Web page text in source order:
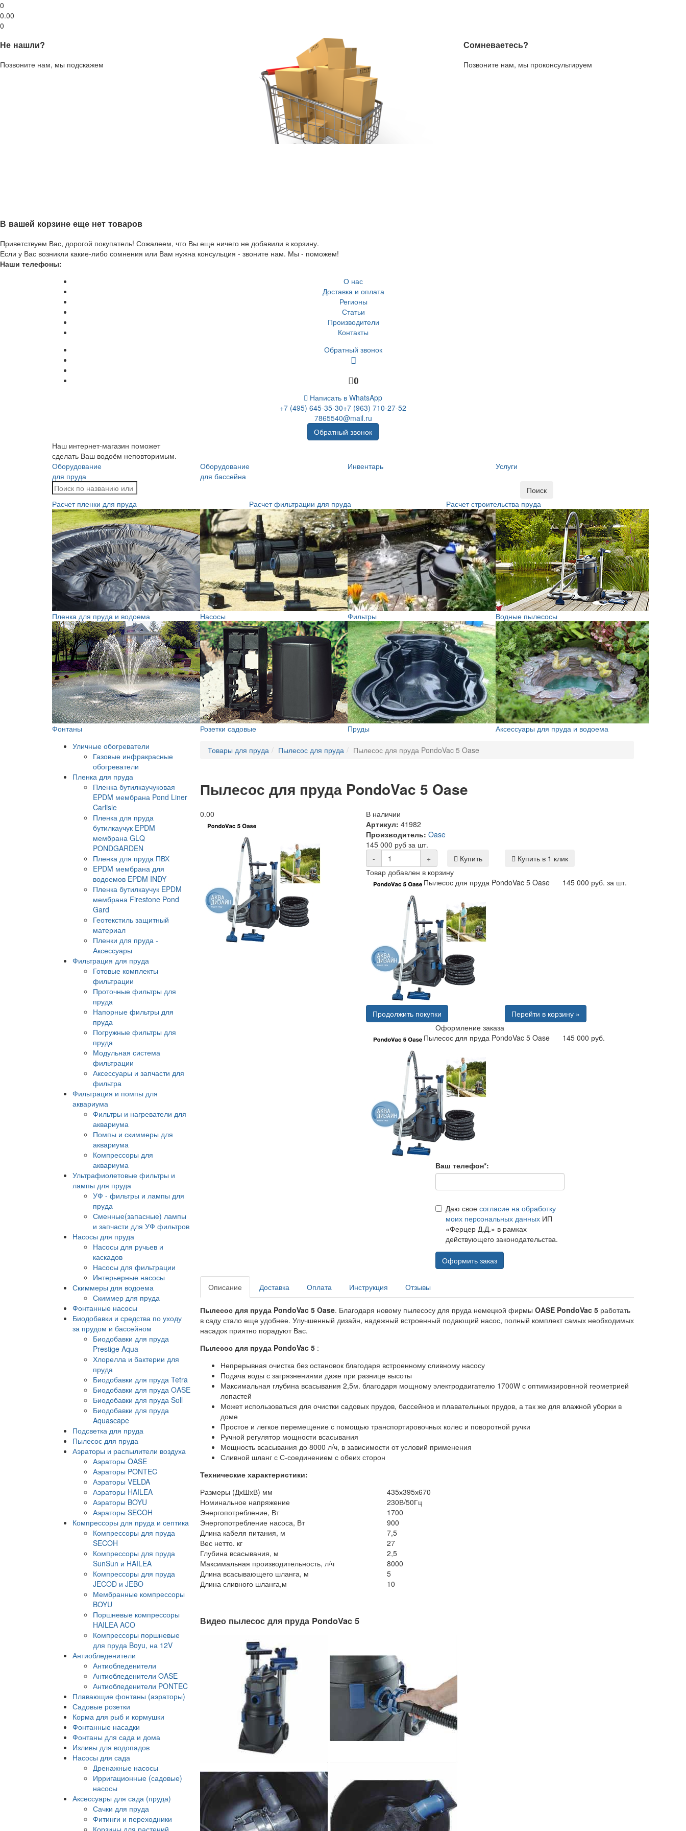
0
0.00
0
Не нашли?
Позвоните нам, мы подскажем
Сомневаетесь?
Позвоните нам, мы проконсультируем
В вашей корзине еще нет товаров
Приветствуем Вас, дорогой покупатель! Сожалеем, что Вы еще ничего не добавили в корзину.
Если у Вас возникли какие-либо сомнения или Вам нужна консульция - звоните нам. Мы - поможем!
Наши телефоны:
О нас
Доставка и оплата
Регионы
Статьи
Производители
Контакты
Обратный звонок
0
Написать в WhatsApp
+7 (495) 645-35-30+7 (963) 710-27-52
7865540@mail.ru
Обратный звонок
Наш интернет-магазин поможет
сделать Ваш водоём неповторимым.
Оборудование
для пруда
Оборудование
для бассейна
Инвентарь Услуги
Поиск
Расчет пленки для пруда
Расчет фильтрации для пруда Расчет строительства пруда
Пленка для пруда и водоема Насосы Фильтры Водные пылесосы
Фонтаны Розетки садовые Пруды
Аксессуары для пруда и водоема
Уличные обогреватели
Газовые инфракрасные
обогреватели
Пленка для пруда
Пленка бутилкаучуковая
EPDM мембрана Pond Liner
Carlisle
Пленка для пруда
бутилкаучук EPDM
мембрана GLQ
PONDGARDEN
Пленка для пруда ПВХ
EPDM мембрана для
водоемов EPDM INDY
Пленка бутилкаучук EPDM
мембрана Firestone Pond
Gard
Геотекстиль защитный
материал
Пленки для пруда -
Аксессуары
Фильтрация для пруда
Готовые комплекты
фильтрации
Проточные фильтры для
пруда
Напорные фильтры для
пруда
Погружные фильтры для
пруда
Модульная система
фильтрации
Аксессуары и запчасти для
фильтра
Фильтрация и помпы для
аквариума
Фильтры и нагреватели для
аквариума
Помпы и скиммеры для
аквариума
Компрессоры для
аквариума
Ультрафиолетовые фильтры и
лампы для пруда
УФ - фильтры и лампы для
пруда
Сменные(запасные) лампы
и запчасти для УФ фильтров
Насосы для пруда
Насосы для ручьев и
каскадов
Насосы для фильтрации
Интерьерные насосы
Скиммеры для водоема
Скиммер для пруда
Фонтанные насосы
Биодобавки и средства по уходу
за прудом и бассейном
Биодобавки для пруда
Prestige Aqua
Хлорелла и бактерии для
пруда
Биодобавки для пруда Tetra
Биодобавки для пруда OASE
Биодобавки для пруда Soll
Биодобавки для пруда
Aquascape
Подсветка для пруда
Пылесос для пруда
Аэраторы и распылители воздуха
Аэраторы OASE
Аэраторы PONTEC
Аэраторы VELDA
Аэраторы HAILEA
Аэраторы BOYU
Аэраторы SECOH
Компрессоры для пруда и септика
Компрессоры для пруда
SECOH
Компрессоры для пруда
SunSun и HAILEA
Компрессоры для пруда
JECOD и JEBO
Мембранные компрессоры
BOYU
Поршневые компрессоры
HAILEA ACO
Компрессоры поршневые
для пруда Boyu, на 12V
Антиобледенители
Антиобледенители
Антиобледенители OASE
Антиобледенители PONTEC
Плавающие фонтаны (аэраторы)
Садовые розетки
Корма для рыб и кормушки
Фонтанные насадки
Фонтаны для сада и дома
Изливы для водопадов
Насосы для сада
Дренажные насосы
Ирригационные (садовые)
насосы
Аксессуары для сада (пруда)
Сачки для пруда
Фитинги и переходники
Корзины для растений
Товары для пруда Пылесос для пруда Пылесос для пруда PondoVac 5 Oase
Пылесос для пруда PondoVac 5 Oase
0.00
В наличии
Артикул: 41982
Производитель: Oase
145 000 руб за шт.
-
+ Купить
Купить в 1 клик
Товар добавлен в корзину
Пылесос для пруда PondoVac 5 Oase
145 000 руб. за шт.
Продолжить покупки
Перейти в корзину »
Оформление заказа
Пылесос для пруда PondoVac 5 Oase
145 000 руб.
Ваш телефон*:
Даю свое согласие на обработку
моих персональных данныхИП
«Ферцер Д.Д.» в рамках
действующего законодательства.
Оформить заказ
Описание Доставка Оплата Инструкция Отзывы
Пылесос для пруда PondoVac 5 Oase. Благодаря новому пылесосу для пруда немецкой фирмы OASE PondoVac 5работать
в саду стало еще удобнее. Улучшенный дизайн, надежный встроенный подающий насос, полный комплект самых необходимых
насадок приятно порадуют Вас.
Пылесос для пруда PondoVac 5:
Непрерывная очистка без остановок благодаря встроенному сливному насосу
Подача воды с загрязнениями даже при разнице высоты
Максимальная глубина всасывания 2,5м. благодаря мощному электродаигателю 1700W с оптимизировнной геометрией
лопастей
Может использоваться для очистки садовых прудов, бассейнов и плавательных прудов, а так же для влажной уборки в
доме
Простое и легкое перемещение с помощью транспортировочных колес и поворотной ручки
Ручной регулятор мощности всасывания
Мощность всасывания до 8000 л/ч, в зависимости от условий применения
Сливной шланг с С-соединением с обеих сторон
Технические характеристики:
Размеры (ДхШхВ) мм
435х395х670
Номинальное напряжение
230В/50Гц
Энергопотребление, Вт
1700
Энергопотребление насоса, Вт
900
Длина кабеля питания, м
7,5
Вес нетто. кг
27
Глубина всасывания, м
2,5
Максимальная производительность, л/ч
8000
Длина всасывающего шланга, м
5
Длина сливного шланга,м
10
Видео пылесос для пруда PondoVac 5